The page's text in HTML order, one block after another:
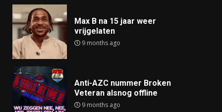
Max B na 15 jaar weer
vrijgelaten
9 months ago
Anti-AZC nummer Broken
Veteran alsnog offline
9 months ago